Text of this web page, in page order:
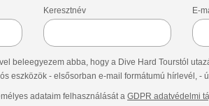
Keresztnév E-
beleegyezem abba, hogy a Dive Hard Tourstól
eszközök - elsősorban e-mail formátumú hírlevél, -
adataim felhasználását a GDPR adatvédelmi